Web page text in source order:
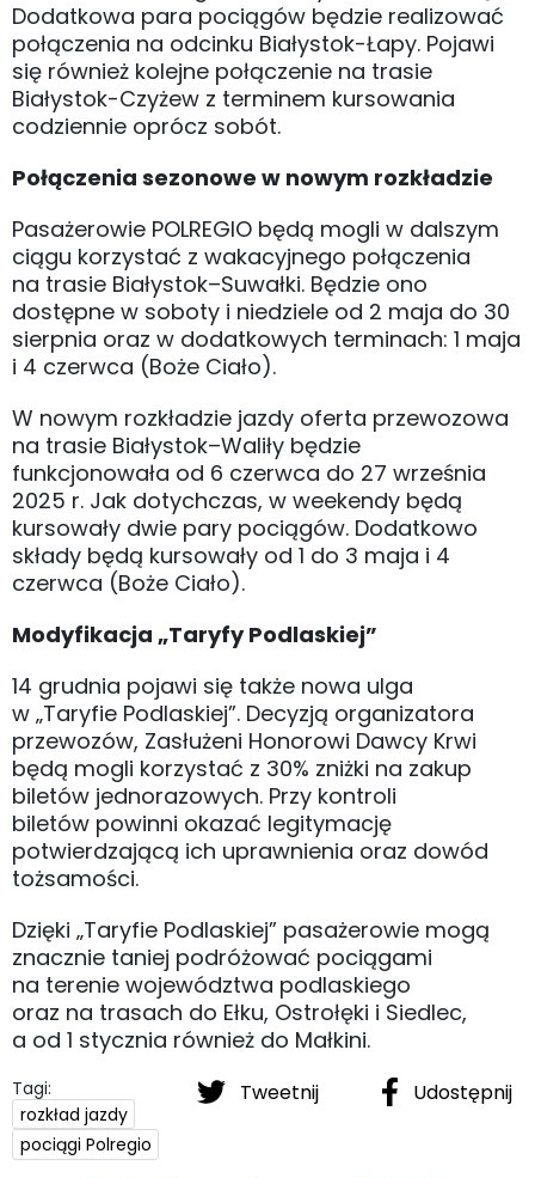
Dodatkowa para pociągów będzie realizować
połączenia na odcinku Białystok-Łapy. Pojawi
się również kolejne połączenie na trasie
Białystok-Czyżew z terminem kursowania
codziennie oprócz sobót.
Połączenia sezonowe w nowym rozkładzie
Pasażerowie POLREGIO będą mogli w dalszym
ciągu korzystać z wakacyjnego połączenia
na trasie Białystok–Suwałki. Będzie ono
dostępne w soboty i niedziele od 2 maja do 30
sierpnia oraz w dodatkowych terminach: 1 maja
i 4 czerwca (Boże Ciało).
W nowym rozkładzie jazdy oferta przewozowa
na trasie Białystok–Waliły będzie
funkcjonowała od 6 czerwca do 27 września
2025 r. Jak dotychczas, w weekendy będą
kursowały dwie pary pociągów. Dodatkowo
składy będą kursowały od 1 do 3 maja i 4
czerwca (Boże Ciało).
Modyfikacja „Taryfy Podlaskiej”
14 grudnia pojawi się także nowa ulga
w „Taryfie Podlaskiej”. Decyzją organizatora
przewozów, Zasłużeni Honorowi Dawcy Krwi
będą mogli korzystać z 30% zniżki na zakup
biletów jednorazowych. Przy kontroli
biletów powinni okazać legitymację
potwierdzającą ich uprawnienia oraz dowód
tożsamości.
Dzięki „Taryfie Podlaskiej” pasażerowie mogą
znacznie taniej podróżować pociągami
na terenie województwa podlaskiego
oraz na trasach do Ełku, Ostrołęki i Siedlec,
a od 1 stycznia również do Małkini.
Tweetnij Udostępnij
Tagi:
rozkład jazdy
pociągi Polregio